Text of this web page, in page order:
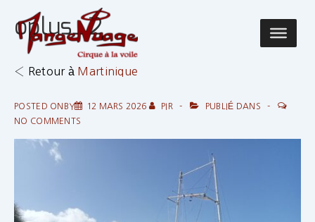
passer
principal
Main
oplus_2
‹ Retour à Martinique
POSTED ONBY 12 MARS 2026 PIR
PUBLIÉ DANS
NO COMMENTS